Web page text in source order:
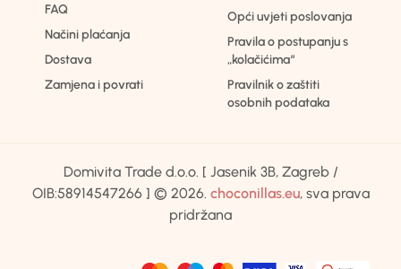
FAQ
Načini plaćanja
Dostava
Zamjena i povrati
Opći uvjeti poslovanja
Pravila o postupanju s
„kolačićima“
Pravilnik o zaštiti
osobnih podataka
Domivita Trade d.o.o. [ Jasenik 3B, Zagreb /
OIB:58914547266 ] © 2026. choconillas.eu, sva prava
pridržana